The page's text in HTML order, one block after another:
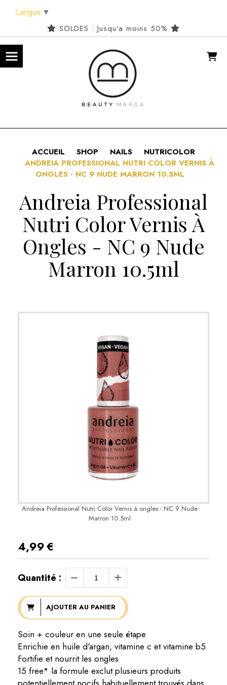
SOLDES : Jusqu'a moins 50%
ACCUEIL SHOP NAILS
NUTRICOLOR
ANDREIA PROFESSIONAL NUTRI COLOR VERNIS À
ONGLES - NC 9 NUDE MARRON 10.5ML
Andreia Professional
Nutri Color Vernis À
Ongles - NC 9 Nude
Marron 10.5ml
Andreia Professional Nutri Color Vernis à ongles - NC 9 Nude
Marron 10.5ml
4,99€
Quantité :
AJOUTER AU PANIER
Soin + couleur en une seule étape
Enrichie en huile d'argan, vitamine c et vitamine b5
Fortifie et nourrit les ongles
15 free* la formule exclut plusieurs produits
Langue ▼